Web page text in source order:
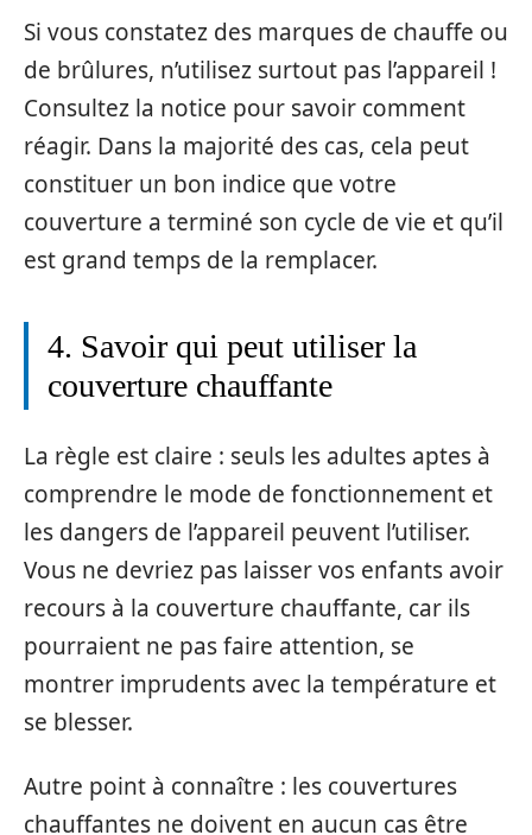
Si vous constatez des marques de chauffe ou
de brûlures, n’utilisez surtout pas l’appareil !
Consultez la notice pour savoir comment
réagir. Dans la majorité des cas, cela peut
constituer un bon indice que votre
couverture a terminé son cycle de vie et qu’il
est grand temps de la remplacer.
4. Savoir qui peut utiliser la
couverture chauffante
La règle est claire : seuls les adultes aptes à
comprendre le mode de fonctionnement et
les dangers de l’appareil peuvent l’utiliser.
Vous ne devriez pas laisser vos enfants avoir
recours à la couverture chauffante, car ils
pourraient ne pas faire attention, se
montrer imprudents avec la température et
se blesser.
Autre point à connaître : les couvertures
chauffantes ne doivent en aucun cas être